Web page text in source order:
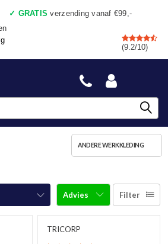
✓ GRATIS verzending vanaf €99,-
vandaag verzonden
Ook een échte winkel
(9.2/10)
ANDERE WERKKLEDING
Filter
Advies
TRICORP